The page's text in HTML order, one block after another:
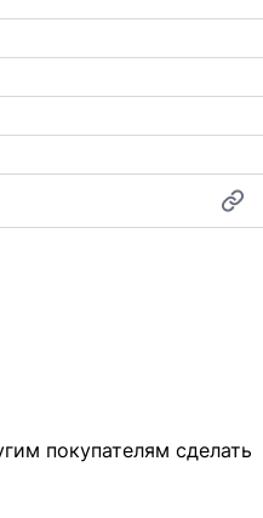
покупателям сделать